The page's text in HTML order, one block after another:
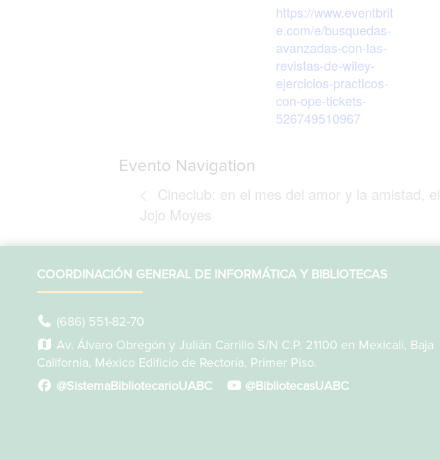
https://www.eventbrit
e.com/e/busquedas-
avanzadas-con-las-
revistas-de-wiley-
ejercicios-practicos-
con-ope-tickets-
526749510967
Evento Navigation
Cineclub: en el mes del amor y la amistad,
Jojo Moyes
COORDINACIÓN GENERAL DE INFORMÁTICA Y BIBLIOTECAS
(686) 551-82-70
Av. Álvaro Obregón y Julián Carrillo S/N C.P. 21100 en Mexicali, Baja
California, México Edificio de Rectoría, Primer Piso.
@SistemaBibliotecarioUABC
@BibliotecasUABC